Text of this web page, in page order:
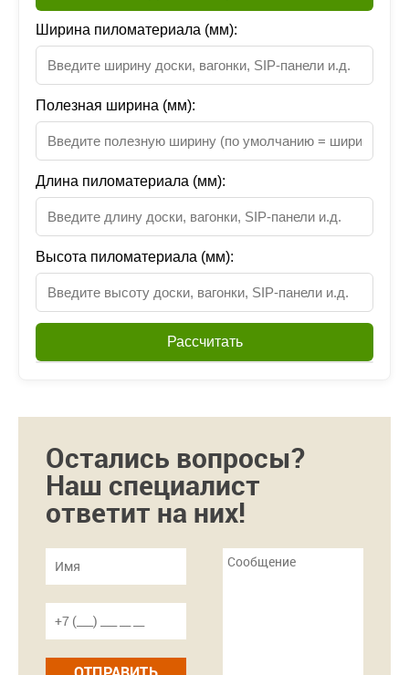
Ширина пиломатериала (мм):
Полезная ширина (мм):
Длина пиломатериала (мм):
Высота пиломатериала (мм):
Рассчитать
Остались вопросы?
Наш специалист
ответит на них!